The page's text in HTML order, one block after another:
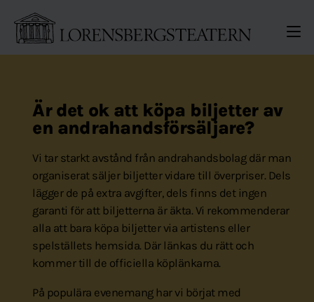
Är det ok att köpa biljetter av
en andrahandsförsäljare?
Vi tar starkt avstånd från andrahandsbolag där man
organiserat säljer biljetter vidare till överpriser. Dels
lägger de på extra avgifter, dels finns det ingen
garanti för att biljetterna är äkta. Vi rekommenderar
alla att bara köpa biljetter via artistens eller
spelställets hemsida. Där länkas du rätt och
kommer till de officiella köplänkarna.
På populära evenemang har vi börjat med